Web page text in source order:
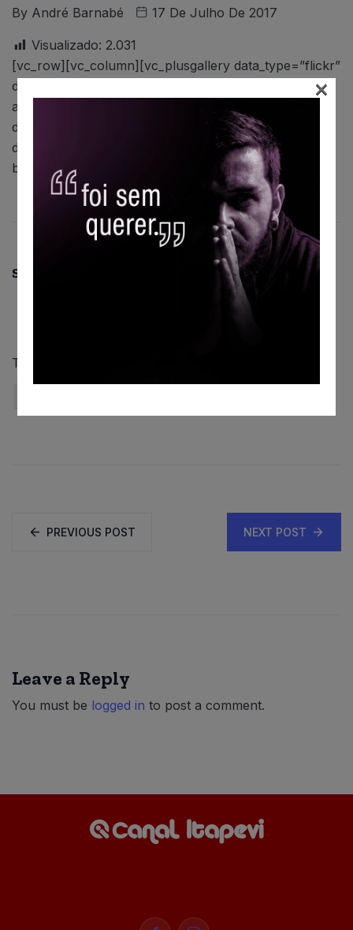
By André Barnabé 17 De Julho De 2017
Visualizado: 2.031
[vc_row][vc_column][vc_plusgallery data_type=”flickr”
data_userid=”126715783@N04/?”
album_mode=”single_album”
data_albumid=”72157683628579984″
data_albumlimit=”20″ data_limit=”245″
box_color=”#636363″][/vc_column][/vc_row]
Share This:
Tags:
PREVIOUS POST NEXT POST
Leave a Reply
You must be logged in to post a comment.
×